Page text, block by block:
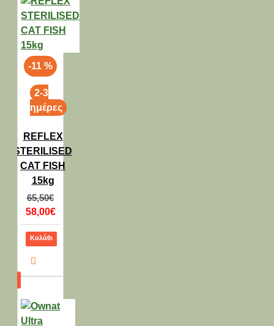
-11 %
2-3
ημέρες
REFLEX
STERILISED
CAT FISH
15kg
65,50€
58,00€
Καλάθι